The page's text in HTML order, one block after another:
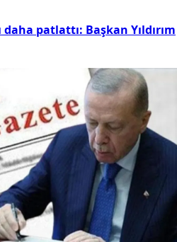
patlattı: Başkan Yıldırım